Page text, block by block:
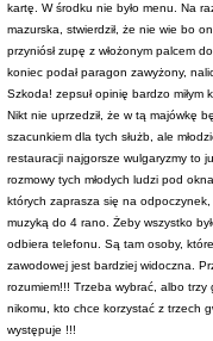
kartę. W środku nie było menu. Na
mazurska, stwierdził, że nie wie bo
przyniósł zupę z włożonym palcem
koniec podał paragon zawyżony,
Szkoda! zepsuł opinię bardzo miłym
Nikt nie uprzedził, że w tą majówkę
szacunkiem dla tych służb, ale
restauracji najgorsze wulgaryzmy to
rozmowy tych młodych ludzi pod
których zaprasza się na
muzyką do 4 rano. Żeby wszystko
odbiera telefonu. Są tam osoby,
zawodowej jest bardziej widoczna.
rozumiem!!! Trzeba wybrać, albo
nikomu, kto chce korzystać z trzech
występuje !!!